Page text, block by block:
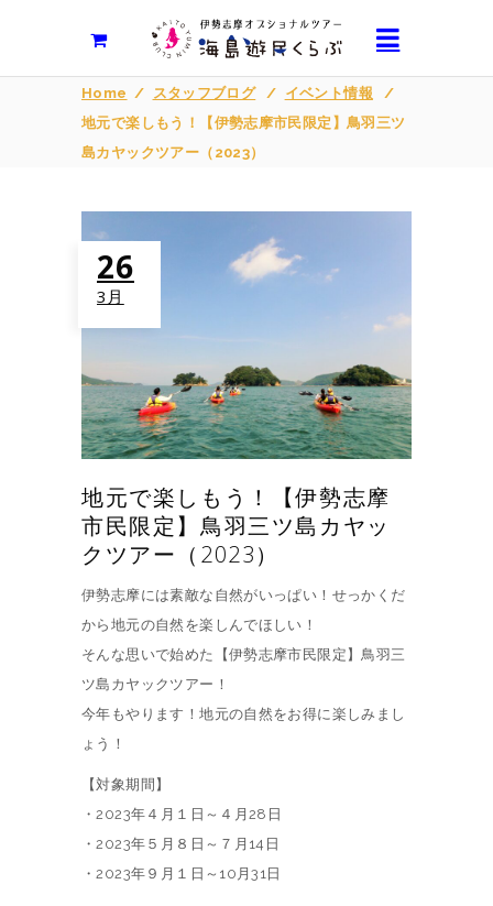
Home / スタッフブログ / イベント情報
/
地元で楽しもう！【伊勢志摩市民限定】鳥羽三ツ
島カヤックツアー（2023）
26
3月
地元で楽しもう！【伊勢志摩
市民限定】鳥羽三ツ島カヤッ
クツアー（2023）
伊勢志摩には素敵な自然がいっぱい！せっかくだ
から地元の自然を楽しんでほしい！
そんな思いで始めた【伊勢志摩市民限定】鳥羽三
ツ島カヤックツアー！
今年もやります！地元の自然をお得に楽しみまし
ょう！
【対象期間】
・2023年４月１日～４月28日
・2023年５月８日～７月14日
・2023年９月１日～10月31日